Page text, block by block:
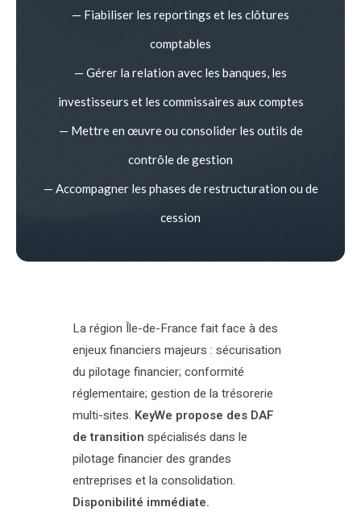
— Fiabiliser les reportings et les clôtures
comptables
— Gérer la relation avec les banques, les
investisseurs et les commissaires aux comptes
— Mettre en œuvre ou consolider les outils de
contrôle de gestion
— Accompagner les phases de restructuration ou de
cession
La région Île-de-France fait face à des
enjeux financiers majeurs : sécurisation
du pilotage financier; conformité
réglementaire; gestion de la trésorerie
multi-sites. KeyWe propose des DAF
de transition spécialisés dans le
pilotage financier des grandes
entreprises et la consolidation.
Disponibilité immédiate.